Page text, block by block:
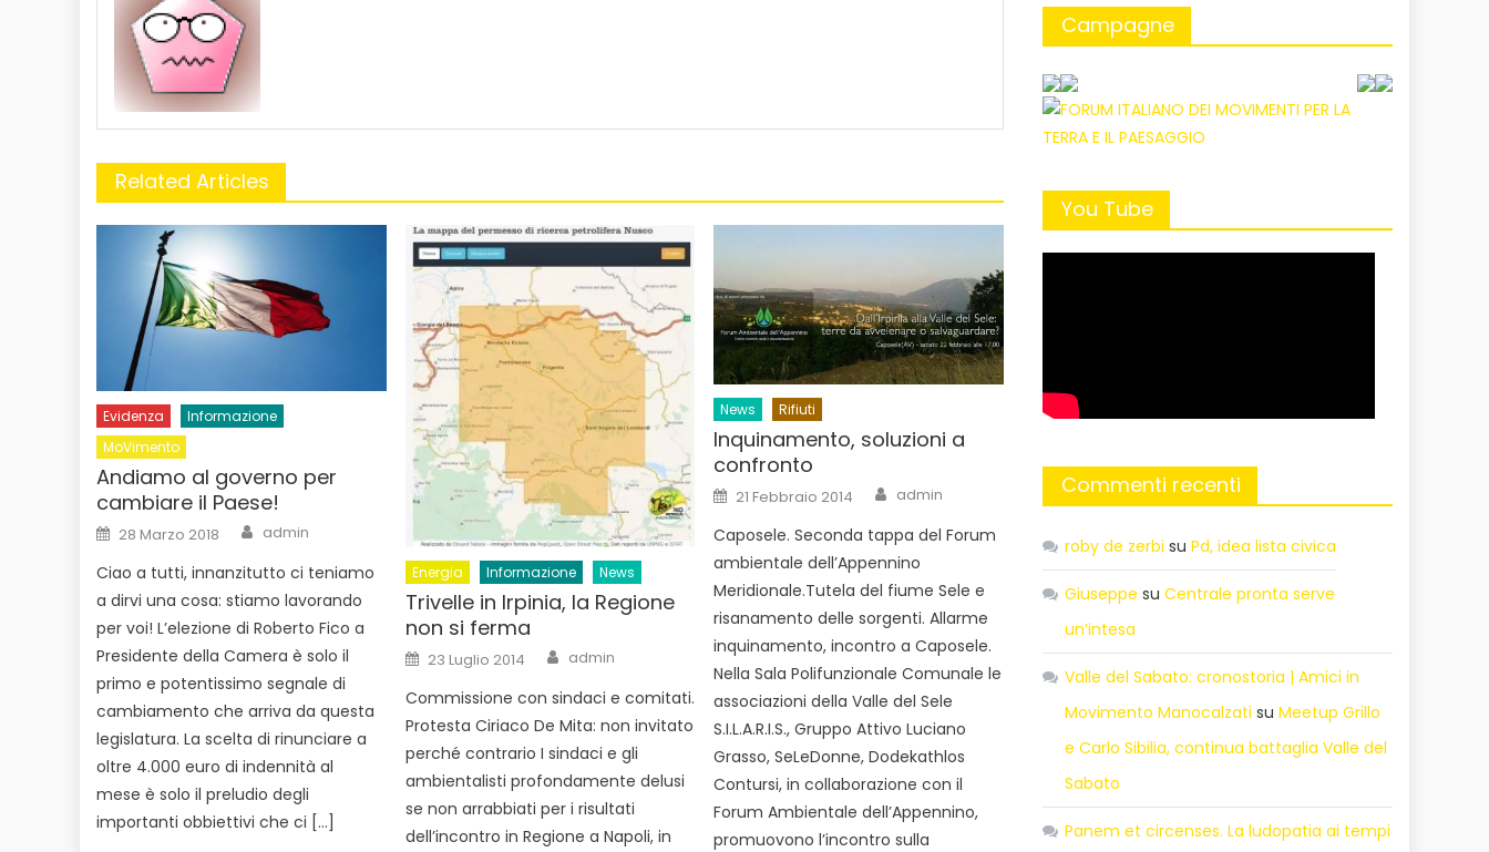
Related Articles
Evidenza
Informazione
MoVimento
Andiamo al governo per
cambiare il Paese!
Posted
on
28 Marzo 2018 Author
admin
Ciao a tutti, innanzitutto ci teniamo
a dirvi una cosa: stiamo lavorando
per voi! L’elezione di Roberto Fico a
Presidente della Camera è solo il
primo e potentissimo segnale di
cambiamento che arriva da questa
legislatura. La scelta di rinunciare a
oltre 4.000 euro di indennità al
mese è solo il preludio degli
importanti obbiettivi che ci […]
Energia Informazione News
Trivelle in Irpinia, la Regione
non si ferma
Posted
on
23 Luglio 2014 Author
admin
Commissione con sindaci e comitati.
Protesta Ciriaco De Mita: non invitato
perché contrario I sindaci e gli
ambientalisti profondamente delusi
se non arrabbiati per i risultati
dell’incontro in Regione a Napoli, in
News Rifiuti
Inquinamento, soluzioni a
confronto
Posted
on
21 Febbraio 2014 Author
admin
Caposele. Seconda tappa del Forum
ambientale dell’Appennino
Meridionale.Tutela del fiume Sele e
risanamento delle sorgenti. Allarme
inquinamento, incontro a Caposele.
Nella Sala Polifunzionale Comunale le
associazioni della Valle del Sele
S.I.L.A.R.I.S., Gruppo Attivo Luciano
Grasso, SeLeDonne, Dodekathlos
Contursi, in collaborazione con il
Forum Ambientale dell’Appennino,
promuovono l’incontro sulla
Campagne
You Tube
Commenti recenti
roby de zerbi suPd, idea lista civica
Giuseppe suCentrale pronta serve
un’intesa
Valle del Sabato: cronostoria | Amici in
Movimento Manocalzati suMeetup Grillo
e Carlo Sibilia, continua battaglia Valle del
Sabato
Panem et circenses. La ludopatia ai tempi